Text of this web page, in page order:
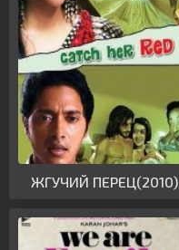
ЖГУЧИЙ ПЕРЕЦ(2010)